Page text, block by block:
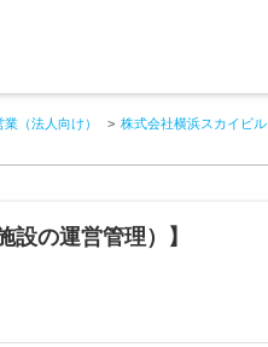
（法人向け） 株式会社横浜スカイビル
の運営管理）】